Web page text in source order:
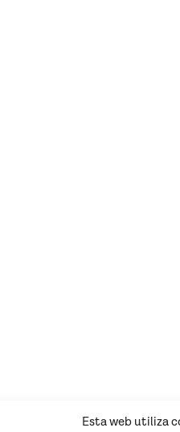
Esta web utiliza